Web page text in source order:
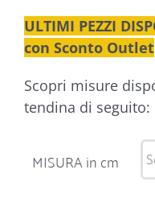
ULTIMI PEZZI
con Sconto Outlet
Scopri misure
tendina di seguito:
MISURA in cm